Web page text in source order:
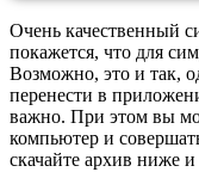
Очень качественный
покажется, что для
Возможно, это и так,
перенести в
важно. При этом вы
компьютер и
скачайте архив ниже